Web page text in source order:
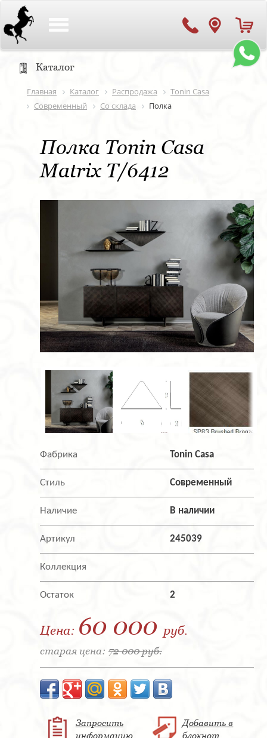
Каталог
Главная Каталог Распродажа
Tonin Casa
Современный
Со склада Полка
Полка Tonin Casa
Matrix T/6412
Фабрика Tonin Casa
Стиль Современный
Наличие В наличии
Артикул 245039
Коллекция
Остаток 2
Цена: 60 000 руб.
старая цена: 72 000 руб.
Запросить
информацию
Добавить в
блокнот